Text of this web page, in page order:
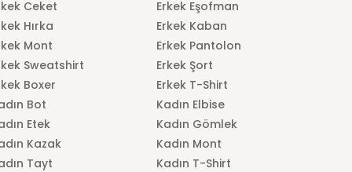
Ceket
Erkek Eşofman
Hırka
Erkek Kaban
Mont
Erkek Pantolon
Sweatshirt
Erkek Şort
Boxer
Erkek T-Shirt
Bot
Kadın Elbise
Etek
Kadın Gömlek
Kazak
Kadın Mont
Tayt
Kadın T-Shirt